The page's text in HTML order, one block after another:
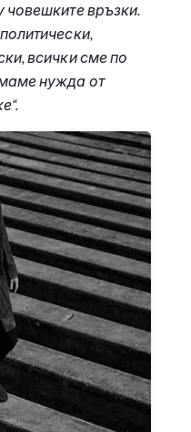
човешкитевръзки.
ски,
всички сме по
нужда от
“.